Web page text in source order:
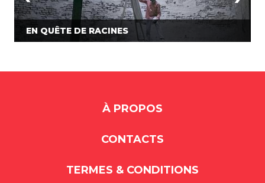
EN QUÊTE DE RACINES
À PROPOS
CONTACTS
TERMES & CONDITIONS